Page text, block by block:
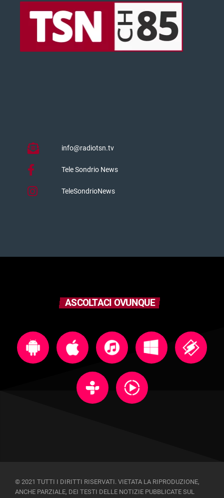
info@radiotsn.tv
Tele Sondrio News
TeleSondrioNews
ASCOLTACI OVUNQUE
© 2021 TUTTI I DIRITTI RISERVATI. VIETATA LA RIPRODUZIONE,
ANCHE PARZIALE, DEI TESTI DELLE NOTIZIE PUBBLICATE SUL